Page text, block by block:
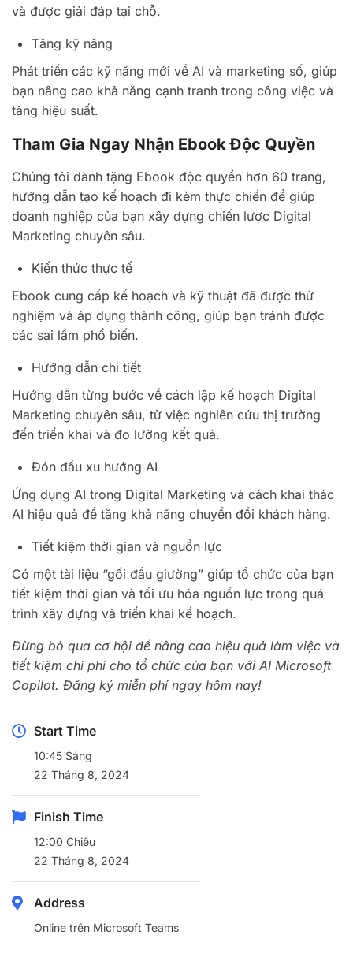
và được giải đáp tại chỗ.
Tăng kỹ năng
Phát triển các kỹ năng mới về AI và marketing số, giúp
bạn nâng cao khả năng cạnh tranh trong công việc và
tăng hiệu suất.
Tham Gia Ngay Nhận Ebook Độc Quyền
Chúng tôi dành tặng Ebook độc quyền hơn 60 trang,
hướng dẫn tạo kế hoạch đi kèm thực chiến để giúp
doanh nghiệp của bạn xây dựng chiến lược Digital
Marketing chuyên sâu.
Kiến thức thực tế
Ebook cung cấp kế hoạch và kỹ thuật đã được thử
nghiệm và áp dụng thành công, giúp bạn tránh được
các sai lầm phổ biến.
Hướng dẫn chi tiết
Hướng dẫn từng bước về cách lập kế hoạch Digital
Marketing chuyên sâu, từ việc nghiên cứu thị trường
đến triển khai và đo lường kết quả.
Đón đầu xu hướng AI
Ứng dụng AI trong Digital Marketing và cách khai thác
AI hiệu quả để tăng khả năng chuyển đổi khách hàng.
Tiết kiệm thời gian và nguồn lực
Có một tài liệu “gối đầu giường” giúp tổ chức của bạn
tiết kiệm thời gian và tối ưu hóa nguồn lực trong quá
trình xây dựng và triển khai kế hoạch.
Đừng bỏ qua cơ hội để nâng cao hiệu quả làm việc và
tiết kiệm chi phí cho tổ chức của bạn với AI Microsoft
Copilot. Đăng ký miễn phí ngay hôm nay!
Start Time
10:45 Sáng
22 Tháng 8, 2024
Finish Time
12:00 Chiều
22 Tháng 8, 2024
Address
Online trên Microsoft Teams